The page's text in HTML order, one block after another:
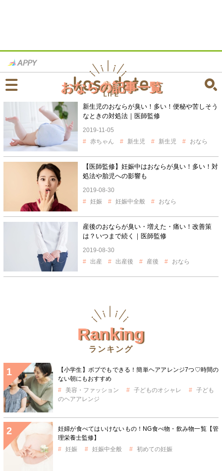
おならの記事一覧
新生児のおならが臭い！多い！便秘や苦しそう
なときの対処法｜医師監修
2019-11-05
赤ちゃん
新生児 新生児 おなら
【医師監修】妊娠中はおならが臭い！多い！対
処法や胎児への影響も
2019-08-30
妊娠
妊娠中全般 おなら
産後のおならが臭い・増えた・痛い！改善策
は？いつまで続く｜医師監修
2019-08-30
出産
出産後 産後 おなら
Ranking
ランキング
【小学生】ボブでもできる！簡単ヘアアレンジ7つ♡時間の
ない朝にもおすすめ
美容・ファッション
子どものオシャレ
子ども
のヘアアレンジ
妊婦が食べてはいけないもの！NG食べ物・飲み物一覧【管
理栄養士監修】
妊娠
妊娠中全般 初めての妊娠